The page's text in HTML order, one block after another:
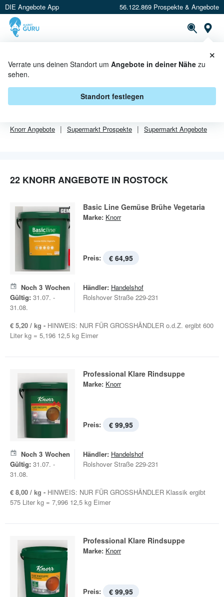
DIE Angebote App 56.122.869 Prospekte & Angebote
Verrate uns deinen Standort um Angebote in deiner Nähe zu
sehen.
Standort festlegen
×
KNORR ANGEBOTE IN ROSTOCK
VonKnorrgibt es aktuell22 Angebote in Rostock.
KnorrAngebote Supermarkt Prospekte Supermarkt Angebote
22 KNORR ANGEBOTE IN ROSTOCK
Basic Line Gemüse Brühe Vegetaria
Marke: Knorr
Preis: € 64,95
Noch 3 Wochen
Gültig: 31.07. -
31.08.
Händler: Handelshof
Rolshover Straße 229-231
€ 5,20 / kg - HINWEIS: NUR FÜR GROSSHÄNDLER o.d.Z. ergibt 600
Liter kg = 5,196 12,5 kg Eimer
Professional Klare Rindsuppe
Marke: Knorr
Preis: € 99,95
Noch 3 Wochen
Gültig: 31.07. -
31.08.
Händler: Handelshof
Rolshover Straße 229-231
€ 8,00 / kg - HINWEIS: NUR FÜR GROSSHÄNDLER Klassik ergibt
575 Liter kg = 7,996 12,5 kg Eimer
Professional Klare Rindsuppe
Marke: Knorr
Preis: € 99,95